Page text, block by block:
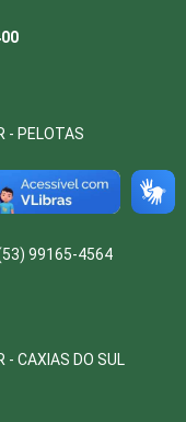
- PELOTAS
99165-4564
- CAXIAS DO SUL